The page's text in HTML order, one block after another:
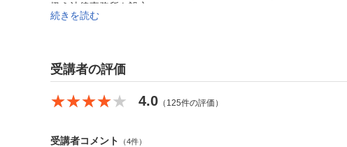
扱う法律事務所を設立。
士として、クライアント企業からは評価を得ている。
続きを読む
受講者の評価
★★★★★
★★★★★ 4.0 （125件の評価）
受講者コメント （4件）